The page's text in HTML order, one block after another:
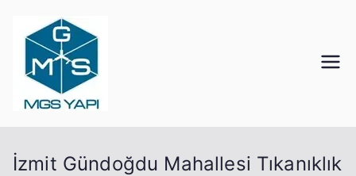
İzmit Gündoğdu Mahallesi Tıkanıklık